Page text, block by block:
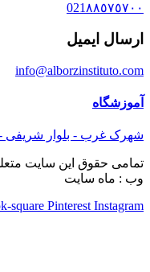
021٨٨٥٧٥٧٠٠
ارسال ایمیل
info@alborzinstituto.com
آموزشگاه
شهرک غرب - بلوار شریفی - خیابان
تمامی حقوق این سایت
وب : ماه سایت
square Pinterest Instagram